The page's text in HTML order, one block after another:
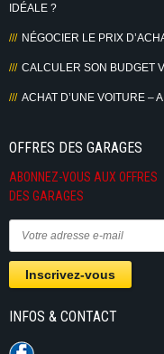
IDÉALE ?
NÉGOCIER LE PRIX
CALCULER SON BUDGET
ACHAT D’UNE VOITURE –
OFFRES DES GARAGES
ABONNEZ-VOUS AUX OFFRES
DES GARAGES
INFOS & CONTACT